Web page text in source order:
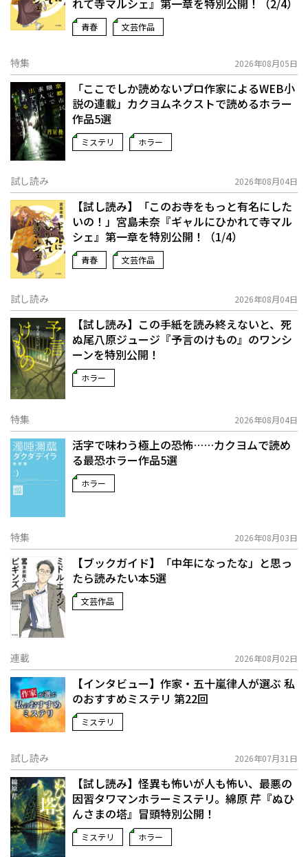
れて寺マルシェ』第一章を特別公開！（2/4）
青春 文芸作品
特集 2026年08月05日
「ここでしか読めないプロ作家によるWEB小
説の連載」――カクヨムネクストで読めるホラー
作品5選
ミステリ ホラー
試し読み 2026年08月04日
【試し読み】「このお寺をもっと有名にした
いの！」宮島未奈『ギャルにひかれて寺マル
シェ』第一章を特別公開！（1/4）
青春 文芸作品
試し読み 2026年08月04日
【試し読み】この手紙を読み終えないと、死
ぬ――尾八原ジュージ『予言のけもの』のワンシ
ーンを特別公開！
ホラー
特集 2026年08月04日
活字で味わう極上の恐怖……カクヨムで読め
る最恐ホラー作品5選
ホラー
特集 2026年08月03日
【ブックガイド】「中年になったな」と思っ
たら読みたい本5選
文芸作品
連載 2026年08月02日
【インタビュー】作家・五十嵐律人が選ぶ 私
のおすすめミステリ 第22回
ミステリ
試し読み 2026年07月31日
【試し読み】怪異も怖いが人も怖い、最悪の
因習タワマンホラーミステリ。綿原 芹『ぬひ
んさまの塔』冒頭特別公開！
ミステリ ホラー